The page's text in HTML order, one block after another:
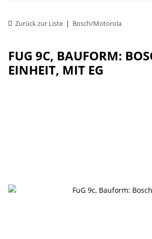
Zurück zur Liste Bosch/Motorola
FUG 9C, BAUFORM:
EINHEIT, MIT EG